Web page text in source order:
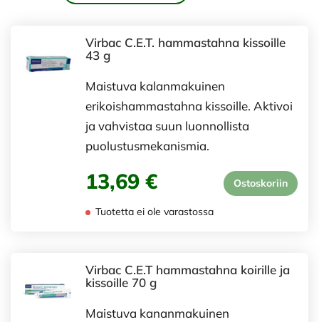
Virbac C.E.T. hammastahna kissoille
43 g
Maistuva kalanmakuinen
erikoishammastahna kissoille. Aktivoi
ja vahvistaa suun luonnollista
puolustusmekanismia.
13,69 € Ostoskoriin
Tuotetta ei ole varastossa
Virbac C.E.T hammastahna koirille ja
kissoille 70 g
Maistuva kananmakuinen